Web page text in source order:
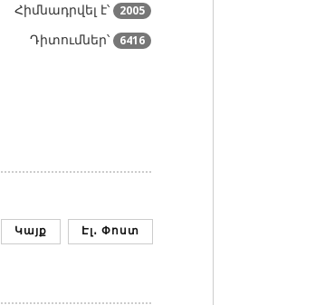
Հիմնադրվել է՝ 2005
Դիտումներ՝ 6416
Էլ․ Փոստ
Կայք